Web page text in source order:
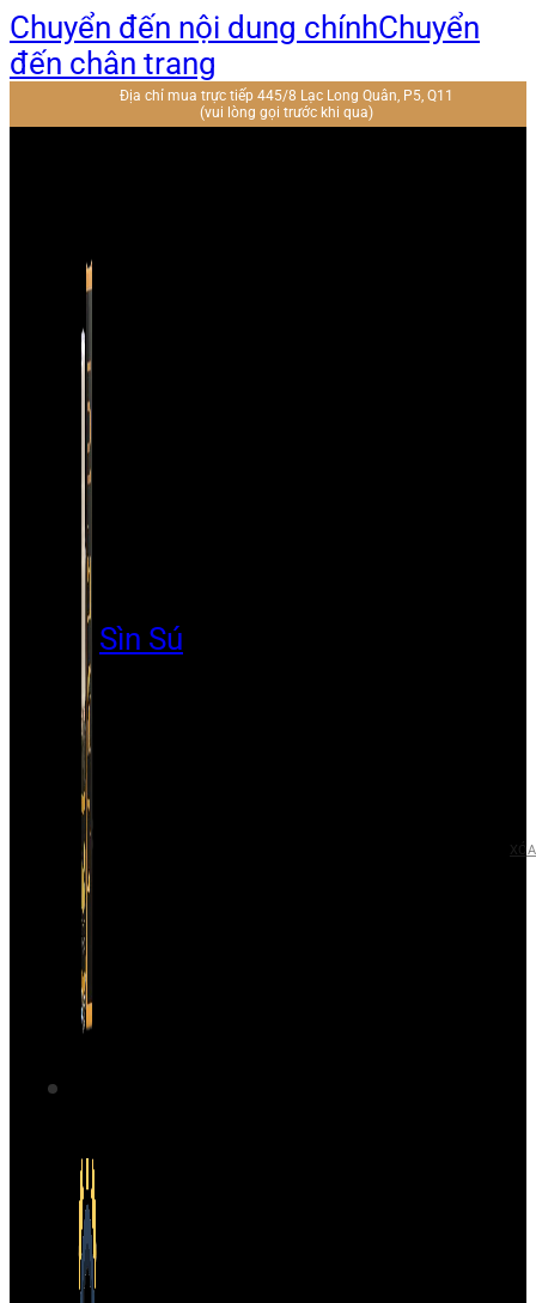
Chuyển đến nội dung chínhChuyển
đến chân trang
Địa chỉ mua trực tiếp 445/8 Lạc Long Quân, P5, Q11
(vui lòng gọi trước khi qua)
Sìn Sú
XÓA